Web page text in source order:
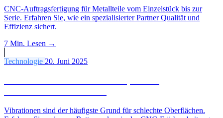
CNC-Auftragsfertigung für Metallteile vom Einzelstück bis zur
Serie. Erfahren Sie, wie ein spezialisierter Partner Qualität und
Effizienz sichert.
7 Min. Lesen →
Technologie 20. Juni 2025
Vibrationen sind der häufigste Grund für schlechte Oberflächen.